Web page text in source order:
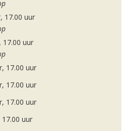
17.00 uur
17.00 uur
17.00 uur
17.00 uur
17.00 uur
uur